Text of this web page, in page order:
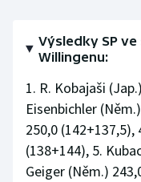
Sportovní střelba
Stolní tenis
Triatlon
Veslování
Výsledky SP
Willingenu:
1. R. Kobajaši
Eisenbichler
250,0
(138+144), 5.
Geiger (Něm.)